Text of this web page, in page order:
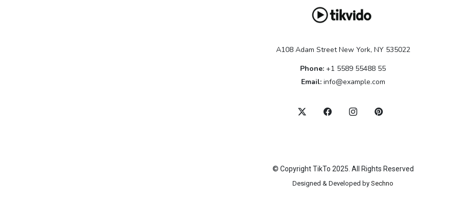
A108 Adam Street New York, NY 535022
Phone: +1 5589 55488 55
Email: info@example.com
© Copyright TikTo 2025. All Rights Reserved
Designed & Developed by Sechno